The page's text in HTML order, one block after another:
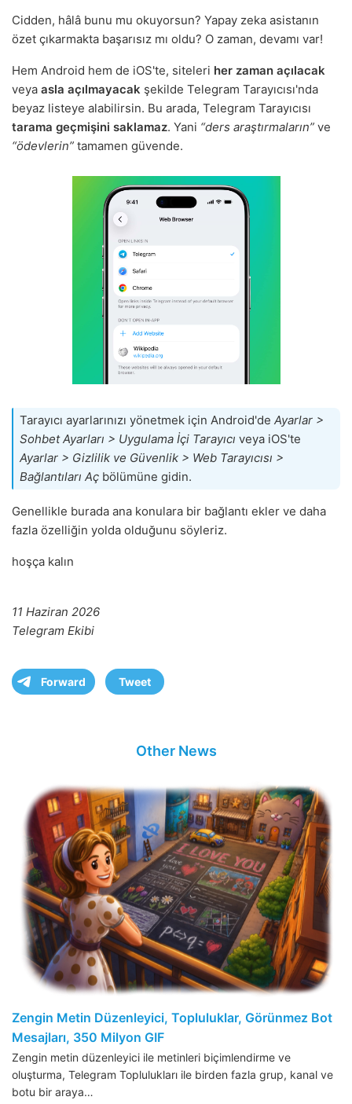
Cidden, hâlâ bunu mu okuyorsun? Yapay zeka asistanın
özet çıkarmakta başarısız mı oldu? O zaman, devamı var!
Hem Android hem de iOS'te, siteleri her zaman açılacak
veya asla açılmayacak şekilde Telegram Tarayıcısı'nda
beyaz listeye alabilirsin. Bu arada, Telegram Tarayıcısı
tarama geçmişini saklamaz. Yani “ders araştırmaların” ve
“ödevlerin” tamamen güvende.
Tarayıcı ayarlarınızı yönetmek için Android'de Ayarlar >
Sohbet Ayarları > Uygulama İçi Tarayıcı veya iOS'te
Ayarlar > Gizlilik ve Güvenlik > Web Tarayıcısı >
Bağlantıları Aç bölümüne gidin.
Genellikle burada ana konulara bir bağlantı ekler ve daha
fazla özelliğin yolda olduğunu söyleriz.
hoşça kalın
11 Haziran 2026
Telegram Ekibi
Forward Tweet
Other News
Zengin Metin Düzenleyici, Topluluklar, Görünmez Bot
Mesajları, 350 Milyon GIF
Zengin metin düzenleyici ile metinleri biçimlendirme ve
oluşturma, Telegram Toplulukları ile birden fazla grup, kanal ve
botu bir araya…